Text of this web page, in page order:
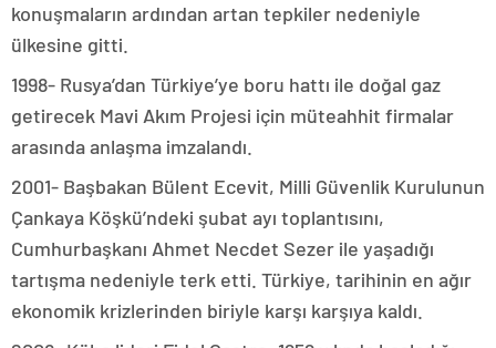
konuşmaların ardından artan tepkiler nedeniyle
ülkesine gitti.
1998- Rusya’dan Türkiye’ye boru hattı ile doğal gaz
getirecek Mavi Akım Projesi için müteahhit firmalar
arasında anlaşma imzalandı.
2001- Başbakan Bülent Ecevit, Milli Güvenlik Kurulunun
Çankaya Köşkü’ndeki şubat ayı toplantısını,
Cumhurbaşkanı Ahmet Necdet Sezer ile yaşadığı
tartışma nedeniyle terk etti. Türkiye, tarihinin en ağır
ekonomik krizlerinden biriyle karşı karşıya kaldı.